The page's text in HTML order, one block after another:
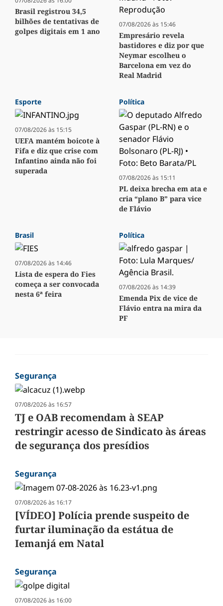
Brasil registrou 34,5
bilhões de tentativas de
golpes digitais em 1 ano
07/08/2026 às 15:46
Empresário revela
bastidores e diz por que
Neymar escolheu o
Barcelona em vez do
Real Madrid
Esporte
07/08/2026 às 15:15
UEFA mantém boicote à
Fifa e diz que crise com
Infantino ainda não foi
superada
Política
07/08/2026 às 15:11
PL deixa brecha em ata e
cria “plano B” para vice
de Flávio
Brasil
07/08/2026 às 14:46
Lista de espera do Fies
começa a ser convocada
nesta 6ª feira
Política
07/08/2026 às 14:39
Emenda Pix de vice de
Flávio entra na mira da
PF
Segurança
07/08/2026 às 16:57
TJ e OAB recomendam à SEAP
restringir acesso de Sindicato às áreas
de segurança dos presídios
Segurança
07/08/2026 às 16:17
[VÍDEO] Polícia prende suspeito de
furtar iluminação da estátua de
Iemanjá em Natal
Segurança
07/08/2026 às 16:00